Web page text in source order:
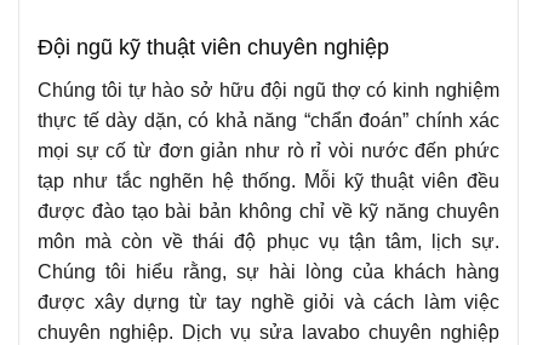
Đội ngũ kỹ thuật viên chuyên nghiệp
Chúng tôi tự hào sở hữu đội ngũ thợ có kinh nghiệm
thực tế dày dặn, có khả năng “chẩn đoán” chính xác
mọi sự cố từ đơn giản như rò rỉ vòi nước đến phức
tạp như tắc nghẽn hệ thống. Mỗi kỹ thuật viên đều
được đào tạo bài bản không chỉ về kỹ năng chuyên
môn mà còn về thái độ phục vụ tận tâm, lịch sự.
Chúng tôi hiểu rằng, sự hài lòng của khách hàng
được xây dựng từ tay nghề giỏi và cách làm việc
chuyên nghiệp. Dịch vụ sửa lavabo chuyên nghiệp